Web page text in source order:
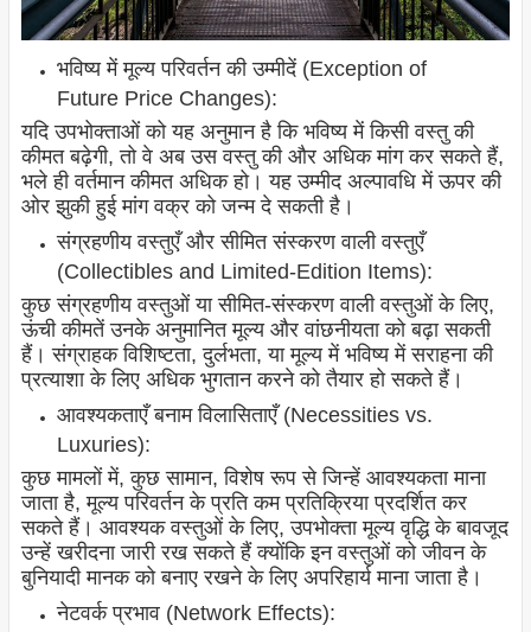
भविष्य में मूल्य परिवर्तन की उम्मीदें (Exception of
Future Price Changes):
यदि उपभोक्ताओं को यह अनुमान है कि भविष्य में किसी वस्तु की
कीमत बढ़ेगी, तो वे अब उस वस्तु की और अधिक मांग कर सकते हैं,
भले ही वर्तमान कीमत अधिक हो। यह उम्मीद अल्पावधि में ऊपर की
ओर झुकी हुई मांग वक्र को जन्म दे सकती है।
संग्रहणीय वस्तुएँ और सीमित संस्करण वाली वस्तुएँ
(Collectibles and Limited-Edition Items):
कुछ संग्रहणीय वस्तुओं या सीमित-संस्करण वाली वस्तुओं के लिए,
ऊंची कीमतें उनके अनुमानित मूल्य और वांछनीयता को बढ़ा सकती
हैं। संग्राहक विशिष्टता, दुर्लभता, या मूल्य में भविष्य में सराहना की
प्रत्याशा के लिए अधिक भुगतान करने को तैयार हो सकते हैं।
आवश्यकताएँ बनाम विलासिताएँ (Necessities vs.
Luxuries):
कुछ मामलों में, कुछ सामान, विशेष रूप से जिन्हें आवश्यकता माना
जाता है, मूल्य परिवर्तन के प्रति कम प्रतिक्रिया प्रदर्शित कर
सकते हैं। आवश्यक वस्तुओं के लिए, उपभोक्ता मूल्य वृद्धि के बावजूद
उन्हें खरीदना जारी रख सकते हैं क्योंकि इन वस्तुओं को जीवन के
बुनियादी मानक को बनाए रखने के लिए अपरिहार्य माना जाता है।
नेटवर्क प्रभाव (Network Effects):